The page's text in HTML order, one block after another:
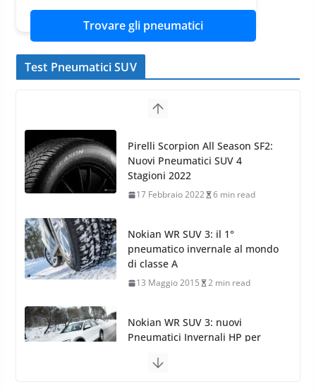
Trovare gli pneumatici
Test Pneumatici SUV
Nokian WR SUV 3: il 1°
pneumatico invernale al mondo
di classe A
13 Maggio 2015 2 min read
Nokian WR SUV 3: nuovi
Pneumatici Invernali HP per
condizioni invernali difficili
23 Aprile 2013 9 min read
Yokohama Geolandar G073: nuovi pneumatici
invernali SUV
2 min read